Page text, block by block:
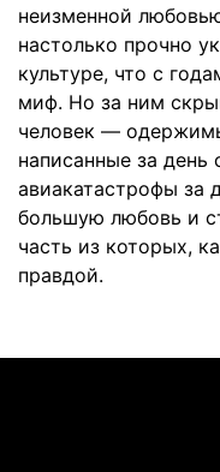
неизменной
настолько прочно
культуре, что с
миф. Но за ним
человек —
написанные за
авиакатастрофы за
большую любовь и
часть из которых,
правдой.